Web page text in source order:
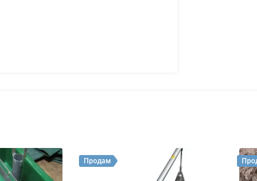
Продам